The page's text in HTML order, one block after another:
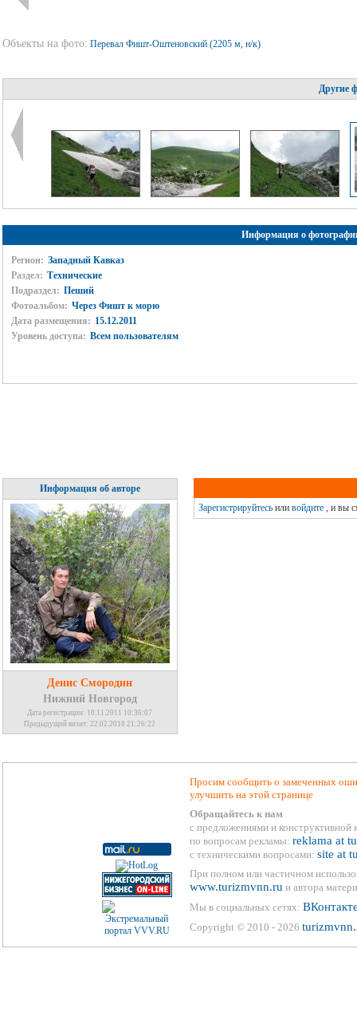
Объекты на фото: Перевал Фишт-Оштеновский (2205 м, н/к)
Другие
Информация о
Регион: Западный Кавказ
Раздел: Технические
Подраздел: Пеший
Фотоальбом: Через Фишт к морю
Дата размещения: 15.12.2011
Уровень доступа: Всем пользователям
Информация об авторе
Денис Смородин
Нижний Новгород
Дата регистрации: 10.11.2011 10:36:07
Предыдущий визит: 22.02.2018 21:26:22
Зарегистрируйтесьили войдите, и вы
Просим сообщить о замеченных
улучшить на этой странице
Обращайтесь к нам
с предложениями и конструктивной
по вопросам рекламы: reklama at
с техническими вопросами: site at
При полном или частичном
www.turizmvnn.ru и автора
Мы в социальных сетях:
Copyright © 2010 - 2026